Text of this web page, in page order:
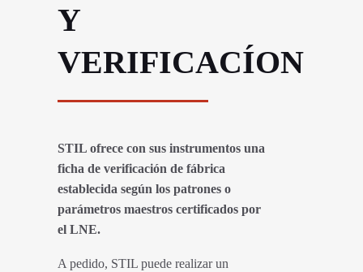
Y
VERIFICACÍON
STIL ofrece con sus instrumentos una
ficha de verificación de fábrica
establecida según los patrones o
parámetros maestros certificados por
el LNE.
A pedido, STIL puede realizar un